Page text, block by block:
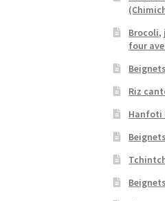
Brocoli,
four
Riz
Hanfoti